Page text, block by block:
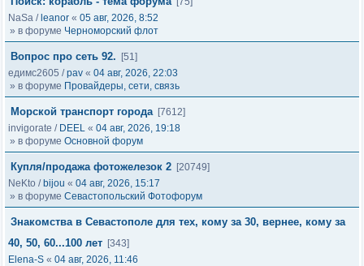
NaSa / leanor « 05 авг, 2026, 8:52
» в форуме Черноморский флот
Вопрос про сеть 92.
[51]
едимс2605 /pav « 04 авг, 2026, 22:03
» в форуме Провайдеры, сети, связь
Морской транспорт города [7612]
invigorate / DEEL « 04 авг, 2026, 19:18
» в форуме Основной форум
Купля/продажа фотожелезок 2 [20749]
NeKto / bijou « 04 авг, 2026, 15:17
» в форуме Севастопольский Фотофорум
Знакомства в Севастополе для тех, кому за 30, вернее, кому за
40, 50, 60...100 лет [343]
Elena-S « 04 авг, 2026, 11:46